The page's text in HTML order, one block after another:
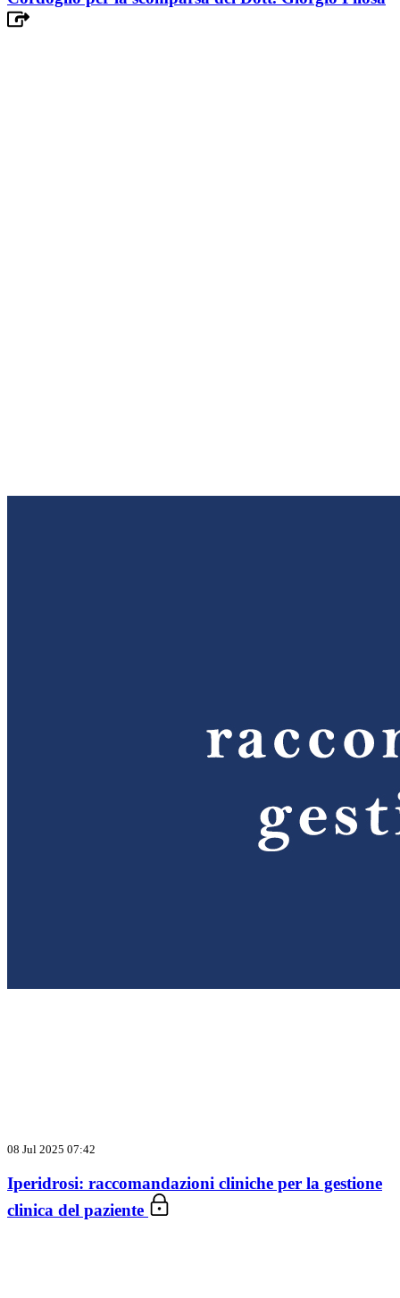
08 Jul 2025 07:42
Iperidrosi: raccomandazioni cliniche per la gestione
clinica del paziente